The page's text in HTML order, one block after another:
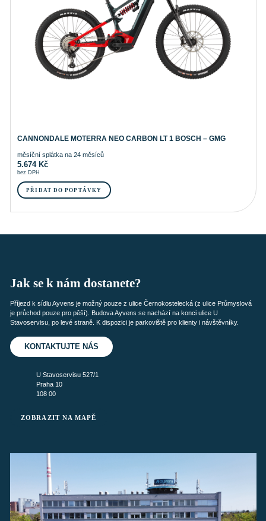
CANNONDALE MOTERRA NEO CARBON LT 1 BOSCH – GMG
měsíční splátka na 24 měsíců
5.674 Kč
bez DPH
PŘIDAT DO POPTÁVKY
Jak se k nám dostanete?
Příjezd k sídlu Ayvens je možný pouze z ulice Černokostelecká (z ulice Průmyslová
je průchod pouze pro pěší). Budova Ayvens se nachází na konci ulice U
Stavoservisu, po levé straně. K dispozici je parkoviště pro klienty i návštěvníky.
KONTAKTUJTE NÁS
U Stavoservisu 527/1
Praha 10
108 00
ZOBRAZIT NA MAPĚ